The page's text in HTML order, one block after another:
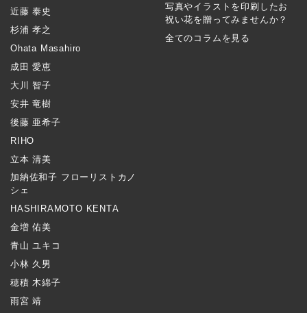
近藤 泰史
杉浦 孝之
Ohata Masahiro
成田 愛恵
大川 智子
安井 竜樹
後藤 亜希子
RIHO
立本 清美
加納佐和子 フローリストカノ
シェ
HASHIRAMOTO KENTA
金増 佑美
青山 ユキコ
小林 久男
穂積 木綿子
雨宮 靖
写真やイラストを印刷したお
祝い花を贈ってみませんか？
全てのコラムを見る